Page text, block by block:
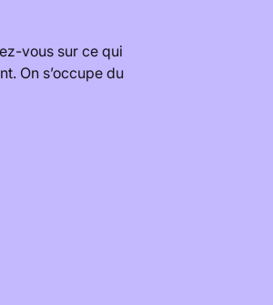
vous sur ce qui
On s’occupe du